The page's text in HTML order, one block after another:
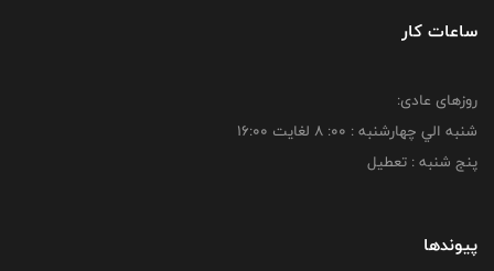
ساعات کار
روزهای عادی:
شنبه الي چهارشنبه : 00: 8 لغايت 16:00
پنج شنبه : تعطیل
پیوندها